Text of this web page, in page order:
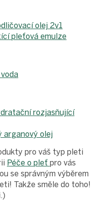
olej 2v1
pleťová emulze
rozjasňující
arganový olej
pro váš typ pleti
Péče o pleť pro vás
se správným výběrem
Takže směle do toho!